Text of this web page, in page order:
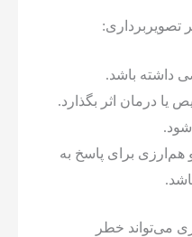
تصویربرداری:
داشته باشد.
یا درمان اثر بگذارد.
شود.
برای پاسخ به
می‌تواند خطر